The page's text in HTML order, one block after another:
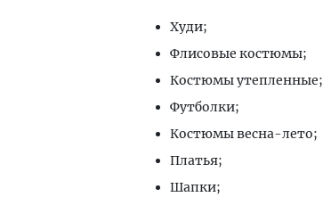
Худи;
Флисовые костюмы;
Костюмы утепленные;
Футболки;
Костюмы весна-лето;
Платья;
Шапки;